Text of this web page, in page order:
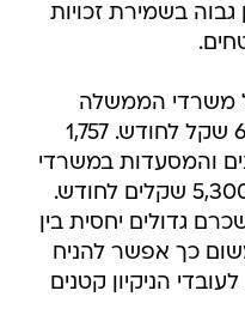
בשמירת זכויות
על משרדי הממשלה
ב-2014 קיבלו בממוצע 6,300 שקל לחודש. 1,757
והמסעדות במשרדי
הממשלה השתכרו בממוצע 5,300 שקלים לחודש.
גדולים יחסית בין
כך אפשר להניח
הניקיון קטנים